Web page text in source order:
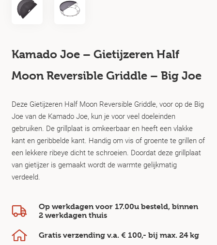
Kamado Joe – Gietijzeren Half
Moon Reversible Griddle – Big Joe
Deze Gietijzeren Half Moon Reversible Griddle, voor op de Big
Joe van de Kamado Joe, kun je voor veel doeleinden
gebruiken. De grillplaat is omkeerbaar en heeft een vlakke
kant en geribbelde kant. Handig om vis of groente te grillen of
een lekkere ribeye dicht te schroeien. Doordat deze grillplaat
van gietijzer is gemaakt wordt de warmte gelijkmatig
verdeeld.
Op werkdagen voor 17.00u besteld, binnen
2 werkdagen thuis
Gratis verzending v.a. € 100,- bij max. 24 kg